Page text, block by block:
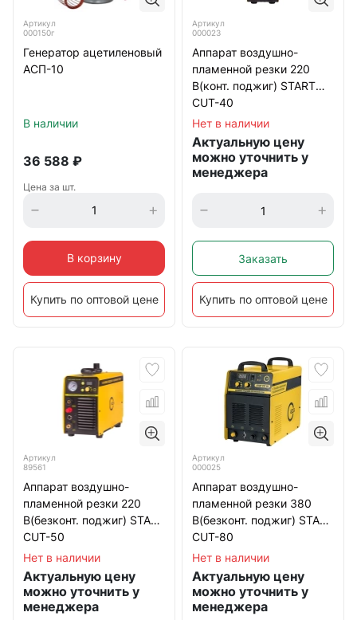
Артикул
000150г
Генератор ацетиленовый
АСП-10
В наличии
36 588 ₽
Цена за шт.
В корзину
Купить по оптовой цене
Артикул
000023
Аппарат воздушно-
пламенной резки 220
В(конт. поджиг) START
CUT-40
Нет в наличии
Актуальную цену
можно уточнить у
менеджера
Заказать
Купить по оптовой цене
Артикул
89561
Аппарат воздушно-
пламенной резки 220
В(безконт. поджиг) START
CUT-50
Нет в наличии
Актуальную цену
можно уточнить у
менеджера
Артикул
000025
Аппарат воздушно-
пламенной резки 380
В(безконт. поджиг) START
CUT-80
Нет в наличии
Актуальную цену
можно уточнить у
менеджера